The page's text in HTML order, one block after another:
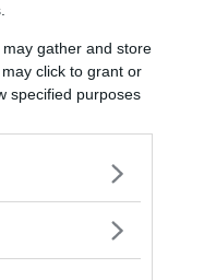
gather and store
click to grant or
specified purposes